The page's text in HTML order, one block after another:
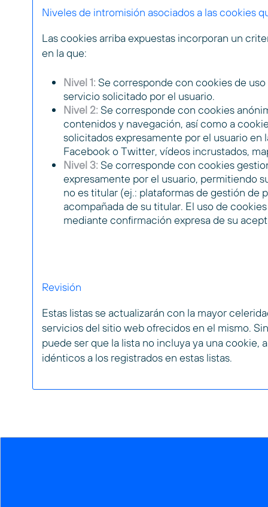
Niveles de intromisión asociados a las cookies
Las cookies arriba expuestas incorporan un
en la que:
Nivel 1: Se corresponde con cookies de
servicio solicitado por el usuario.
Nivel 2: Se corresponde con cookies
contenidos y navegación, así como a
solicitados expresamente por el usuario
Facebook o Twitter, vídeos incrustados,
Nivel 3: Se corresponde con cookies
expresamente por el usuario, permitiendo
no es titular (ej.: plataformas de gestión
acompañada de su titular. El uso de
mediante confirmación expresa de su
Revisión
Estas listas se actualizarán con la mayor
servicios del sitio web ofrecidos en el mismo.
puede ser que la lista no incluya ya una
idénticos a los registrados en estas listas.